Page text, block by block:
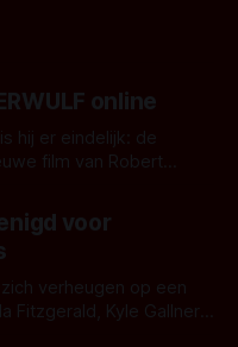
online
hij er eindelijk: de
film van Robert
deze keer is (kon
je mee?
voor
verheugen op een
Fitzgerald, Kyle Gallner